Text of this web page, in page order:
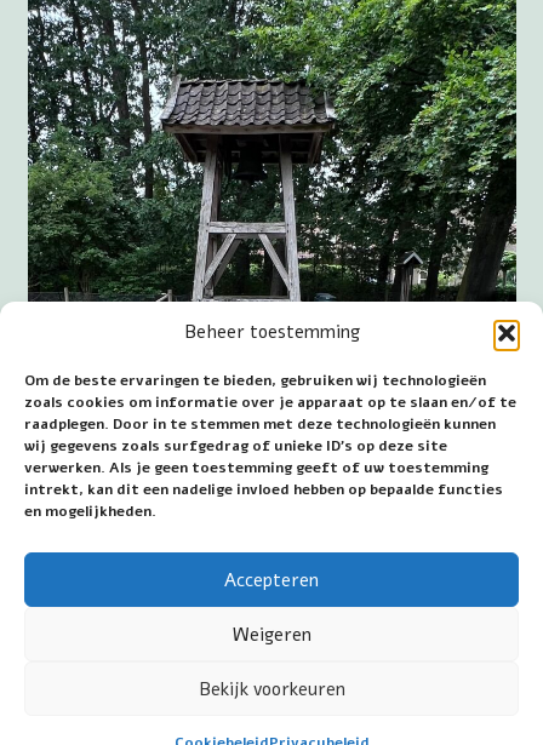
Beheer toestemming
Om de beste ervaringen te bieden, gebruiken wij technologieën
zoals cookies om informatie over je apparaat op te slaan en/of te
raadplegen. Door in te stemmen met deze technologieën kunnen
wij gegevens zoals surfgedrag of unieke ID's op deze site
verwerken. Als je geen toestemming geeft of uw toestemming
intrekt, kan dit een nadelige invloed hebben op bepaalde functies
en mogelijkheden.
Accepteren
Weigeren
Bekijk voorkeuren
klokkenstoel bij kerk en begraafplaats te Langeveen
~~~
Datum eerste publicatie: 29 juni 2026